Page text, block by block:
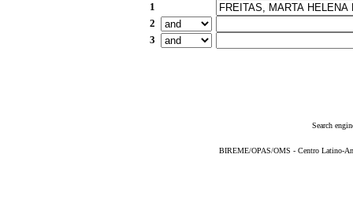
1
2
3
Search
BIREME/OPAS/OMS - Centro Latino-